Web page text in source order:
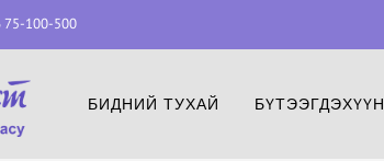
75-100-500
БИДНИЙ ТУХАЙ БҮТЭЭГДЭХҮҮН